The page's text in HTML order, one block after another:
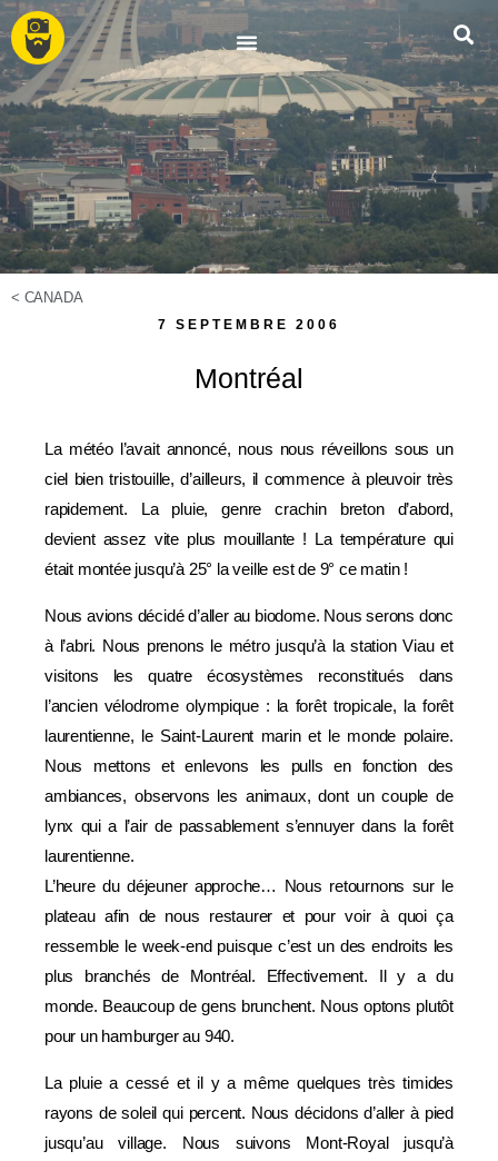
< CANADA
7 SEPTEMBRE 2006
Montréal
La météo l’avait annoncé, nous nous réveillons sous un
ciel bien tristouille, d’ailleurs, il commence à pleuvoir très
rapidement. La pluie, genre crachin breton d’abord,
devient assez vite plus mouillante ! La température qui
était montée jusqu’à 25° la veille est de 9° ce matin !
Nous avions décidé d’aller au biodome. Nous serons donc
à l’abri. Nous prenons le métro jusqu’à la station Viau et
visitons les quatre écosystèmes reconstitués dans
l’ancien vélodrome olympique : la forêt tropicale, la forêt
laurentienne, le Saint-Laurent marin et le monde polaire.
Nous mettons et enlevons les pulls en fonction des
ambiances, observons les animaux, dont un couple de
lynx qui a l’air de passablement s’ennuyer dans la forêt
laurentienne.
L’heure du déjeuner approche… Nous retournons sur le
plateau afin de nous restaurer et pour voir à quoi ça
ressemble le week-end puisque c’est un des endroits les
plus branchés de Montréal. Effectivement. Il y a du
monde. Beaucoup de gens brunchent. Nous optons plutôt
pour un hamburger au 940.
La pluie a cessé et il y a même quelques très timides
rayons de soleil qui percent. Nous décidons d’aller à pied
jusqu’au village. Nous suivons Mont-Royal jusqu’à